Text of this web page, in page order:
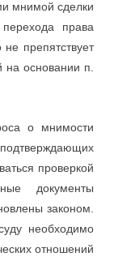
мнимой сделки
права
препятствует
на основании п.
о мнимости
проверкой
документы
законом.
необходимо
отношений